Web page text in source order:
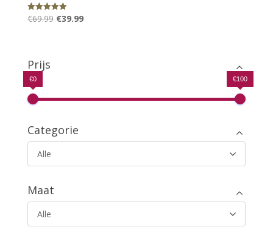
Gewaardeerd
5.00
€69.99 Oorspronkelijke
€39.99Huidige
Prijs
€0 €100
Categorie
Alle
Maat
Alle